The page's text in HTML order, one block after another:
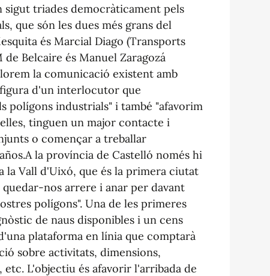
sigut triades democràticament pels
que són les dues més grans del
és Marcial Diago (Transports
Belcaire és Manuel Zaragozá
la comunicació existent amb
d'un interlocutor que
polígons industrials" i també "afavorim
tinguen un major contacte i
o començar a treballar
la província de Castelló només hi
la Vall d'Uixó, que és la primera ciutat
nos arrere i anar per davant
polígons". Una de les primeres
de naus disponibles i un cens
plataforma en línia que comptarà
sobre activitats, dimensions,
L'objectiu és afavorir l'arribada de